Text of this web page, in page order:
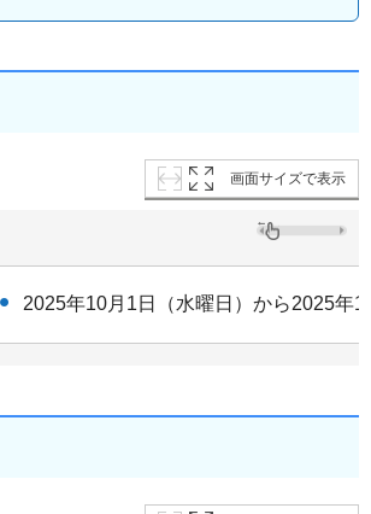
画面サイズで表示
2025年10月1日（水曜日）から2025年